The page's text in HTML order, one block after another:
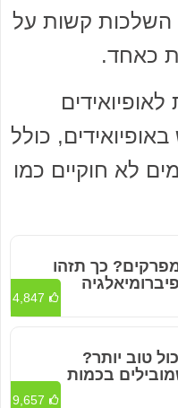
השלכות קשות על
כאחד.
כולל
לא חוקיים כמו
כך תזהו
4,847
טוב יותר?
בכמות
9,657